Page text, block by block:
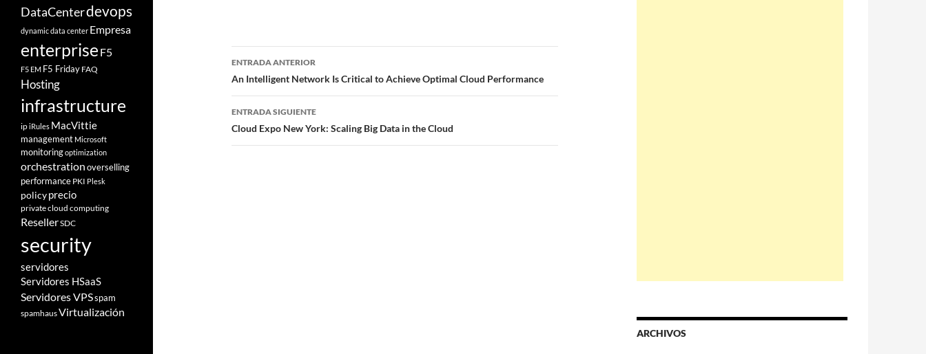
Navegador
de
entradas
ENTRADA ANTERIOR
An Intelligent Network Is Critical to Achieve Optimal Cloud Performance
ENTRADA SIGUIENTE
Cloud Expo New York: Scaling Big Data in the Cloud
ARCHIVOS
DataCenterdevops
dynamic data center Empresa
enterprise F5
F5 EM F5 Friday FAQ
Hosting
infrastructure
ipiRules MacVittie
management Microsoft
monitoringoptimization
orchestrationoverselling
performance PKI Plesk
policyprecio
private cloud computing
ResellerSDC
security
servidores
Servidores HSaaS
Servidores VPSspam
spamhausVirtualización